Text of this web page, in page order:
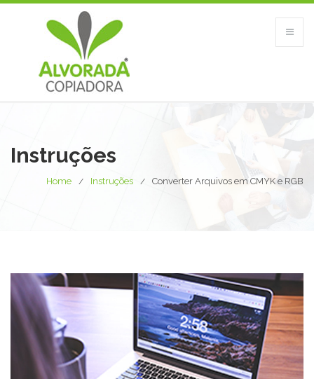
Instruções
Home Instruções Converter Arquivos em CMYK e RGB